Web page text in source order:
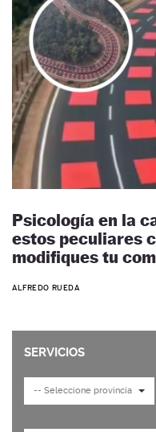
Psicología en la
estos peculiares
modifiques tu
ALFREDO RUEDA